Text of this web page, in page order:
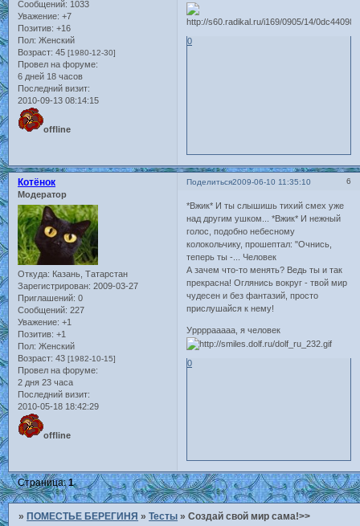
Сообщений: 1033
Уважение: +7
Позитив: +16
Пол: Женский
Возраст: 45 [1980-12-30]
Провел на форуме:
6 дней 18 часов
Последний визит:
2010-09-13 08:14:15
offline
0
Поделиться 6
2009-06-10 11:35:10
Котёнок
Модератор
Откуда: Казань, Татарстан
Зарегистрирован: 2009-03-27
Приглашений: 0
Сообщений: 227
Уважение: +1
Позитив: +1
Пол: Женский
Возраст: 43 [1982-10-15]
Провел на форуме:
2 дня 23 часа
Последний визит:
2010-05-18 18:42:29
offline
*Вжик* И ты слышишь тихий смех уже
над другим ушком... *Вжик* И нежный
голос, подобно небесному
колокольчику, прошептал: "Очнись,
теперь ты -... Человек
А зачем что-то менять? Ведь ты и так
прекрасна! Оглянись вокруг - твой мир
чудесен и без фантазий, просто
прислушайся к нему!
Уррррааааа, я человек
0
Страница:1
» ПОМЕСТЬЕ БЕРЕГИНЯ »Тесты »Создай свой мир сама!>>